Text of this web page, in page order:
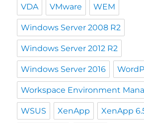
VDA VMware WEM
Windows Server 2008 R2
Windows Server 2012 R2
Windows Server 2016
Workspace Environment
WSUS XenApp XenApp